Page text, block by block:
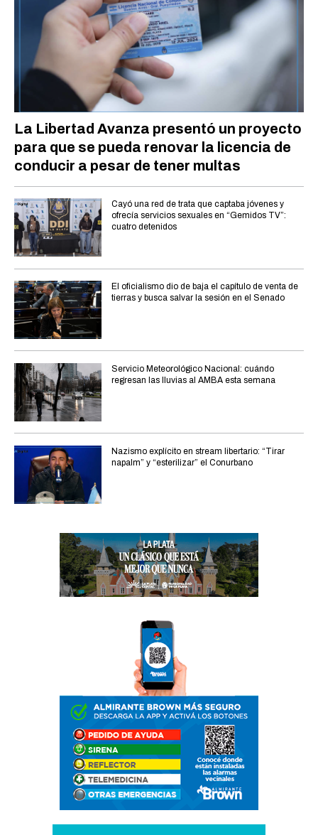
La Libertad Avanza presentó un proyecto
para que se pueda renovar la licencia de
conducir a pesar de tener multas
Cayó una red de trata que captaba jóvenes y
ofrecía servicios sexuales en “Gemidos TV”:
cuatro detenidos
El oficialismo dio de baja el capítulo de venta de
tierras y busca salvar la sesión en el Senado
Servicio Meteorológico Nacional: cuándo
regresan las lluvias al AMBA esta semana
Nazismo explícito en stream libertario: “Tirar
napalm” y “esterilizar” el Conurbano